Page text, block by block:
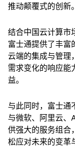
推动颠覆式的创新
结合中国云计算市
富士通提供了丰富
云端的集成与管理
需求变化的响应能
益。
与此同时，富士通
与微软、阿里云、
供强大的服务组合
松应对未来的变革